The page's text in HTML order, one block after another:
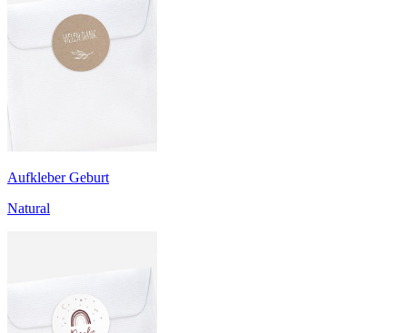
Aufkleber Geburt
Natural